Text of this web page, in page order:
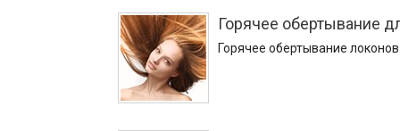
Горячее обертывание
Горячее обертывание